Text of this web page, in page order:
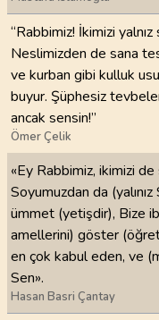
“Rabbimiz! İkimizi
Neslimizden de sana
ve kurban gibi kulluk
buyur. Şüphesiz
ancak sensin!”
Ömer Çelik
«Ey Rabbimiz, ikimizi
Soyumuzdan da
ümmet (yetişdir), Bize
amellerini) göster
en çok kabul eden, ve
Sen».
Hasan Basri Çantay